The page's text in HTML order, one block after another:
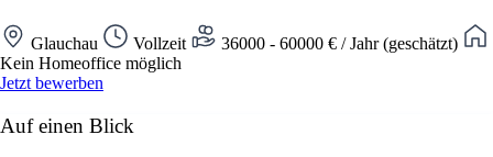
Glauchau Vollzeit
36000 - 60000 € / Jahr (geschätzt)
Kein Homeoffice möglich
Jetzt bewerben
Auf einen Blick